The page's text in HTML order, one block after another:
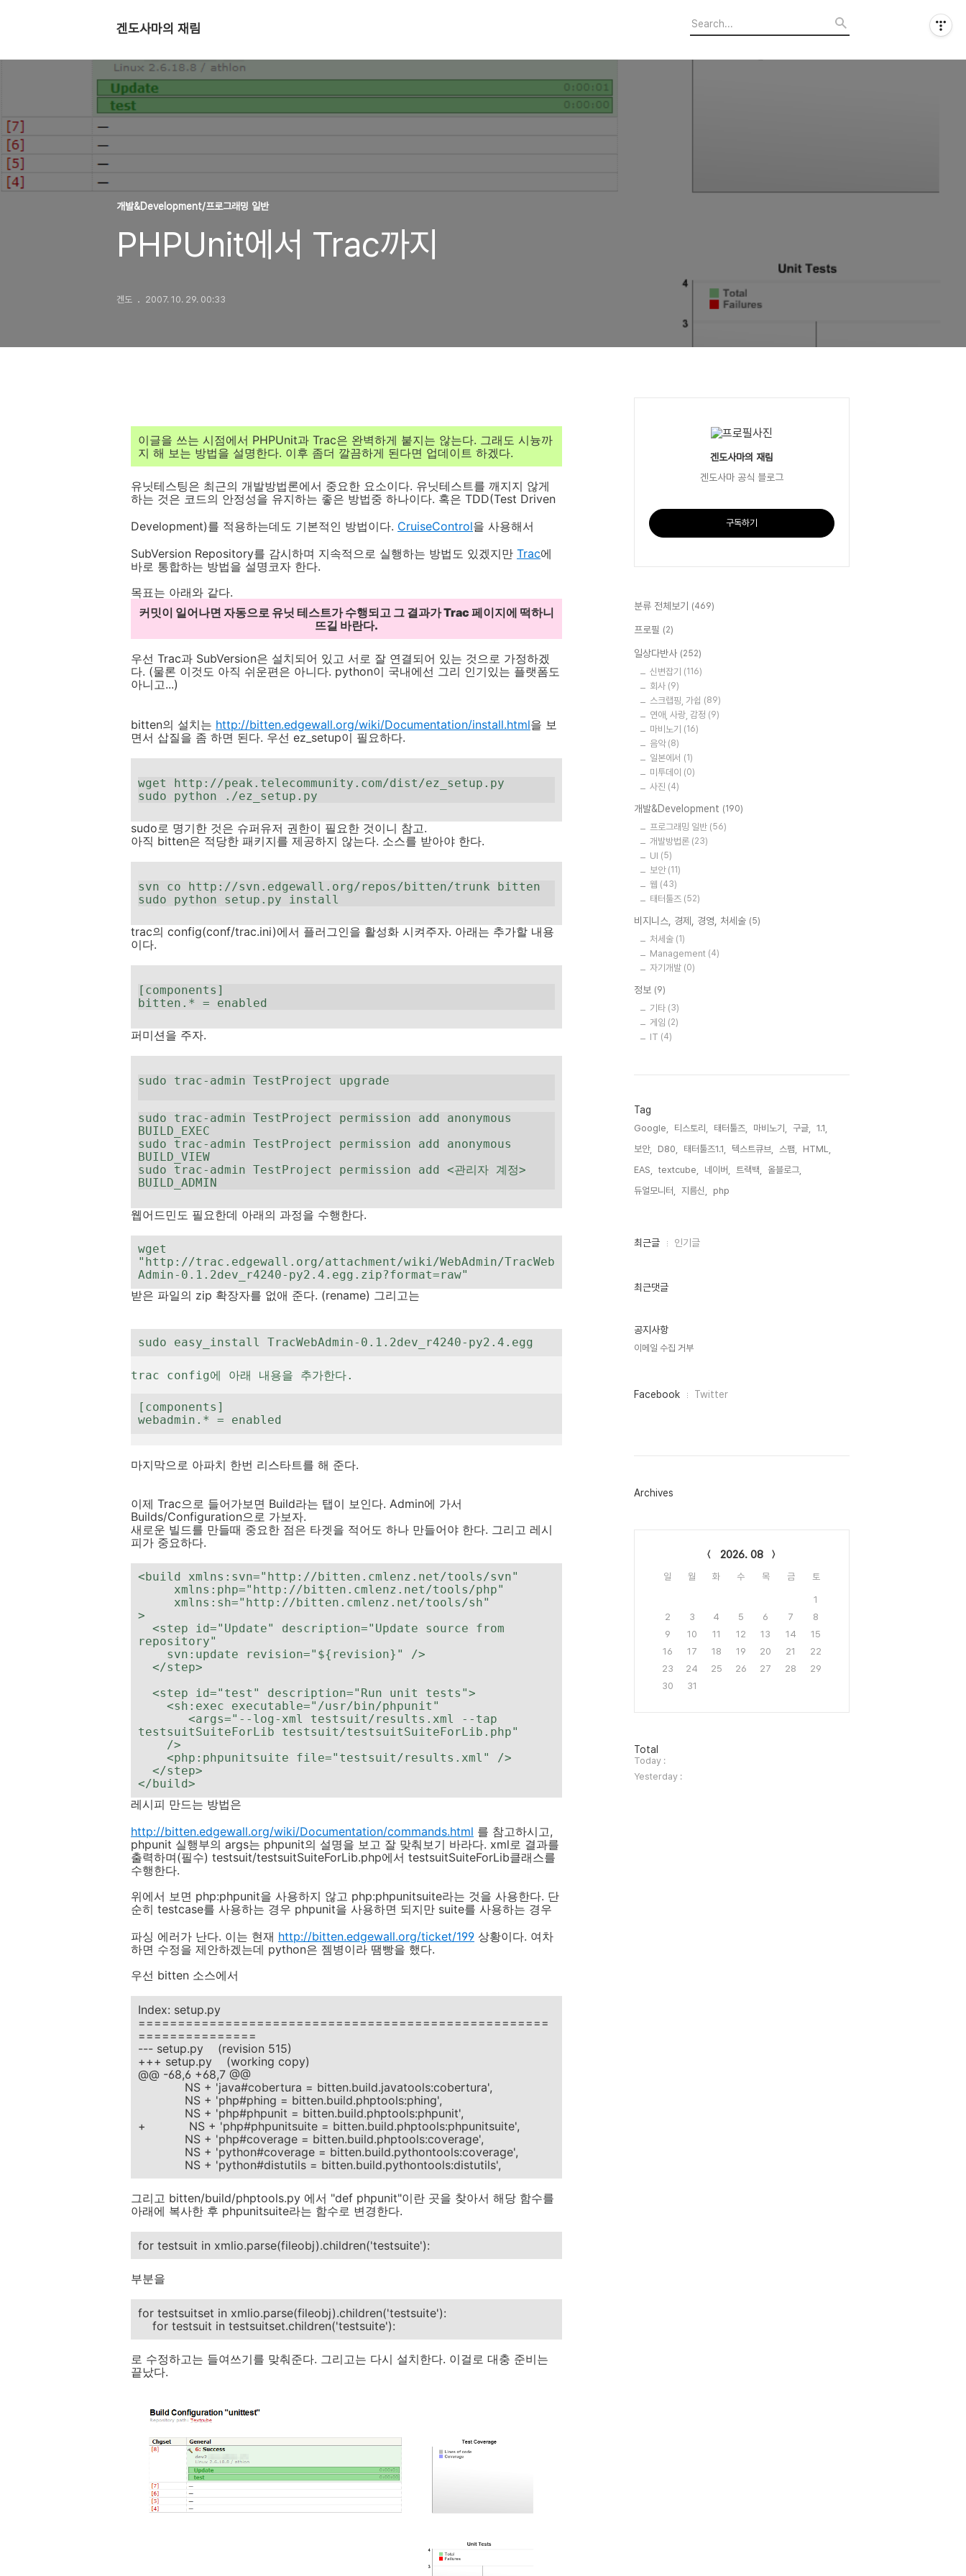
겐도사마의 재림
개발&Development/프로그래밍 일반
PHPUnit에서 Trac까지
겐도 2007. 10. 29. 00:33
이글을 쓰는 시점에서 PHPUnit과 Trac은 완벽하게 붙지는 않는다. 그래도 시늉까
지 해 보는 방법을 설명한다. 이후 좀더 깔끔하게 된다면 업데이트 하겠다.
유닛테스팅은 최근의 개발방법론에서 중요한 요소이다. 유닛테스트를 깨지지 않게
하는 것은 코드의 안정성을 유지하는 좋은 방법중 하나이다. 혹은 TDD(Test Driven
Development)를 적용하는데도 기본적인 방법이다. CruiseControl을 사용해서
SubVersion Repository를 감시하며 지속적으로 실행하는 방법도 있겠지만 Trac에
바로 통합하는 방법을 설명코자 한다.
목표는 아래와 같다.
커밋이 일어나면 자동으로 유닛 테스트가 수행되고 그 결과가 Trac 페이지에 떡하니
뜨길 바란다.
우선 Trac과 SubVersion은 설치되어 있고 서로 잘 연결되어 있는 것으로 가정하겠
다. (물론 이것도 아직 쉬운편은 아니다. python이 국내에선 그리 인기있는 플랫폼도
아니고...)
bitten의 설치는 http://bitten.edgewall.org/wiki/Documentation/install.html을 보
면서 삽질을 좀 하면 된다. 우선 ez_setup이 필요하다.
wget http://peak.telecommunity.com/dist/ez_setup.py
sudo python ./ez_setup.py
sudo로 명기한 것은 슈퍼유저 권한이 필요한 것이니 참고.
아직 bitten은 적당한 패키지를 제공하지 않는다. 소스를 받아야 한다.
svn co http://svn.edgewall.org/repos/bitten/trunk bitten
sudo python setup.py install
trac의 config(conf/trac.ini)에서 플러그인을 활성화 시켜주자. 아래는 추가할 내용
이다.
[components]
bitten.* = enabled
퍼미션을 주자.
sudo trac-admin TestProject upgrade
sudo trac-admin TestProject permission add anonymous
BUILD_EXEC
sudo trac-admin TestProject permission add anonymous
BUILD_VIEW
sudo trac-admin TestProject permission add <관리자 계정>
BUILD_ADMIN
웹어드민도 필요한데 아래의 과정을 수행한다.
wget
"http://trac.edgewall.org/attachment/wiki/WebAdmin/TracWeb
Admin-0.1.2dev_r4240-py2.4.egg.zip?format=raw"
받은 파일의 zip 확장자를 없애 준다. (rename) 그리고는
sudo easy_install TracWebAdmin-0.1.2dev_r4240-py2.4.egg
trac config에 아래 내용을 추가한다.
[components]
webadmin.* = enabled
마지막으로 아파치 한번 리스타트를 해 준다.
이제 Trac으로 들어가보면 Build라는 탭이 보인다. Admin에 가서
Builds/Configuration으로 가보자.
새로운 빌드를 만들때 중요한 점은 타겟을 적어도 하나 만들어야 한다. 그리고 레시
피가 중요하다.
<build xmlns:svn="http://bitten.cmlenz.net/tools/svn"
>
repository"
testsuitSuiteForLib testsuit/testsuitSuiteForLib.php"
</build>
레시피 만드는 방법은
http://bitten.edgewall.org/wiki/Documentation/commands.html 를 참고하시고,
phpunit 실행부의 args는 phpunit의 설명을 보고 잘 맞춰보기 바라다. xml로 결과를
출력하며(필수) testsuit/testsuitSuiteForLib.php에서 testsuitSuiteForLib클래스를
수행한다.
위에서 보면 php:phpunit을 사용하지 않고 php:phpunitsuite라는 것을 사용한다. 단
순히 testcase를 사용하는 경우 phpunit을 사용하면 되지만 suite를 사용하는 경우
파싱 에러가 난다. 이는 현재 http://bitten.edgewall.org/ticket/199 상황이다. 여차
하면 수정을 제안하겠는데 python은 젬병이라 땜빵을 했다.
우선 bitten 소스에서
Index: setup.py
====================================================
===============
--- setup.py (revision 515)
+++ setup.py (working copy)
@@ -68,6 +68,7 @@
NS + 'java#cobertura = bitten.build.javatools:cobertura',
NS + 'php#phing = bitten.build.phptools:phing',
NS + 'php#phpunit = bitten.build.phptools:phpunit',
+ NS + 'php#phpunitsuite = bitten.build.phptools:phpunitsuite',
NS + 'php#coverage = bitten.build.phptools:coverage',
NS + 'python#coverage = bitten.build.pythontools:coverage',
NS + 'python#distutils = bitten.build.pythontools:distutils',
그리고 bitten/build/phptools.py 에서 "def phpunit"이란 곳을 찾아서 해당 함수를
아래에 복사한 후 phpunitsuite라는 함수로 변경한다.
for testsuit in xmlio.parse(fileobj).children('testsuite'):
부분을
for testsuitset in xmlio.parse(fileobj).children('testsuite'):
for testsuit in testsuitset.children('testsuite'):
로 수정하고는 들여쓰기를 맞춰준다. 그리고는 다시 설치한다. 이걸로 대충 준비는
끝났다.
겐도사마의 재림
겐도사마 공식 블로그
구독하기
분류 전체보기 (469)
프로필 (2)
일상다반사 (252)
신변잡기 (116)
회사 (9)
스크랩핑, 가쉽 (89)
연애, 사랑, 감정 (9)
마비노기 (16)
음악 (8)
일본에서 (1)
미투데이 (0)
사진 (4)
개발&Development (190)
프로그래밍 일반 (56)
개발방법론 (23)
UI (5)
보안 (11)
웹 (43)
태터툴즈 (52)
비지니스, 경제, 경영, 처세술 (5)
처세술 (1)
Management (4)
자기개발 (0)
정보 (9)
기타 (3)
게임 (2)
IT (4)
Tag
Google, 티스토리, 태터툴즈, 마비노기, 구글,
1.1,
보안,
D80, 태터툴즈1.1, 텍스트큐브, 스팸,
HTML,
EAS,
textcube, 네이버, 트랙백,
올블로그,
듀얼모니터,
지름신, php,
최
인
최근글 인기글
최근댓글
공지사항
이메일 수집 거부
페
그
Facebook Twitter
Archives
2026. 08
일 월 화 수 목 금 토
1
2
3 4 5 6 7
8
9
10 11 12 13 14
15
16
17 18 19 20 21
22
23
24 25 26 27 28
29
30
31
방
문
자
수
Total
Today :
Yesterday :